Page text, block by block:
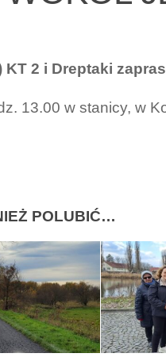
KT 2 i Dreptaki
13.00 w stanicy, w
POLUBIĆ…